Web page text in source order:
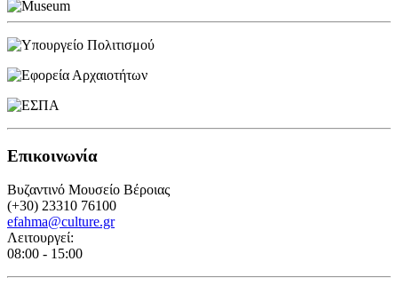
Επικοινωνία
Βυζαντινό Μουσείο Βέροιας
(+30) 23310 76100
efahma@culture.gr
Λειτουργεί:
08:00 - 15:00